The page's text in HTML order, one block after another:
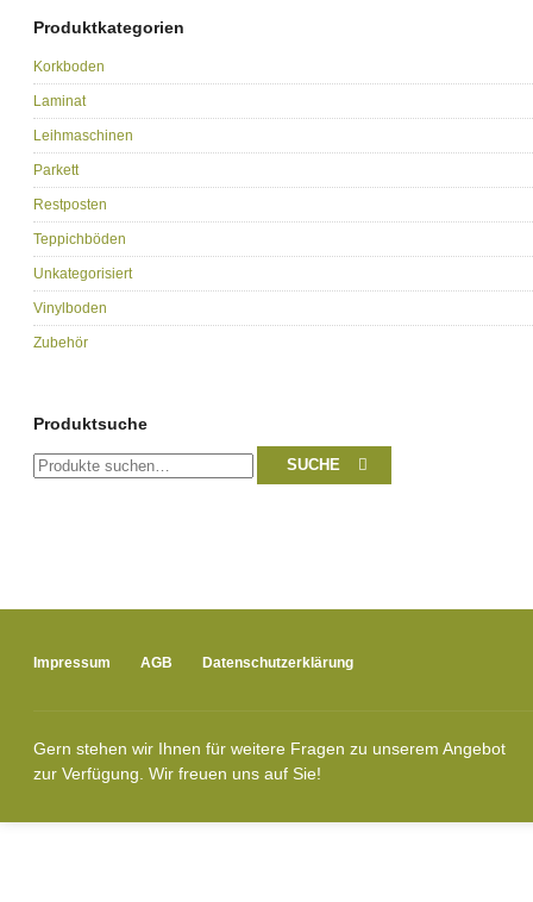
Produktkategorien
Korkboden
Laminat
Leihmaschinen
Parkett
Restposten
Teppichböden
Unkategorisiert
Vinylboden
Zubehör
Produktsuche
Suche
nach:
SUCHE
Impressum AGB Datenschutzerklärung
Gern stehen wir Ihnen für weitere Fragen zu unserem Angebot
zur Verfügung. Wir freuen uns auf Sie!